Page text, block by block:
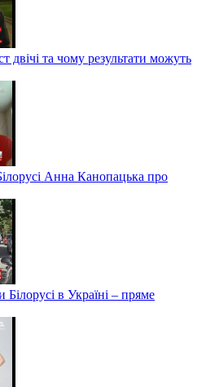
та чому результати можуть
Анна Канопацька про
в Україні – пряме